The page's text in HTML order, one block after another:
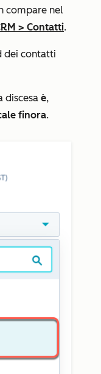
compare nel
> Contatti.
dei contatti
discesa è,
finora.